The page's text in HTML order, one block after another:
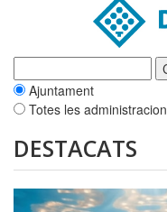
Ajuntament
Totes les
DESTACATS